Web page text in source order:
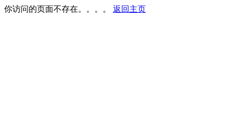
你访问的页面不存在。。。。 返回主页